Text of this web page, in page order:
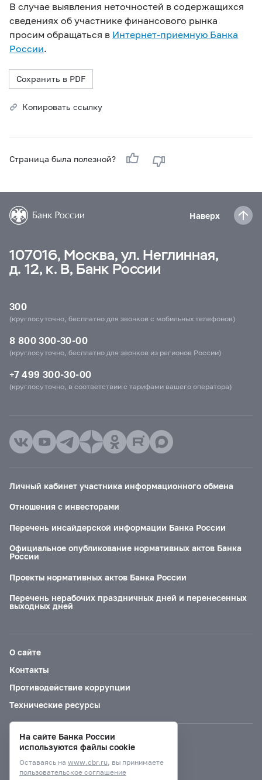
В случае выявления неточностей в содержащихся
сведениях об участнике финансового рынка
просим обращаться в Интернет-приемную Банка
России.
Сохранить в PDF
Копировать ссылку
Страница была полезной?
Наверх
107016, Москва, ул. Неглинная,
д. 12, к. В, Банк России
300
(круглосуточно, бесплатно для звонков с мобильных телефонов)
8 800 300-30-00
(круглосуточно, бесплатно для звонков из регионов России)
+7 499 300-30-00
(круглосуточно, в соответствии с тарифами вашего оператора)
Личный кабинет участника информационного обмена
Отношения с инвесторами
Перечень инсайдерской информации Банка России
Официальное опубликование нормативных актов Банка
России
Проекты нормативных актов Банка России
Перечень нерабочих праздничных дней и перенесенных
выходных дней
О сайте
Контакты
Противодействие коррупции
Технические ресурсы
Версия для слабовидящих
На сайте Банка России
используются файлы cookie
Оставаясь на www.cbr.ru, вы принимаете
пользовательское соглашение